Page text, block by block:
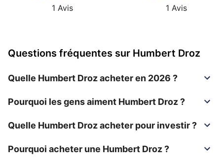
1 Avis
1 Avis
Questions fréquentes sur Humbert Droz
Quelle Humbert Droz acheter en 2026 ?
Pourquoi les gens aiment Humbert Droz ?
Quelle Humbert Droz acheter pour investir ?
Pourquoi acheter une Humbert Droz ?